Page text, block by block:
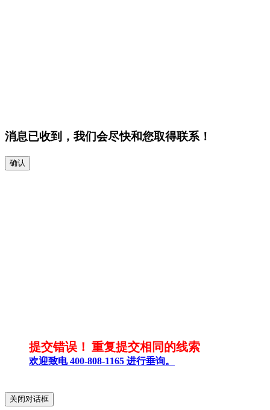
消息已收到，我们会尽快和您取得联系！
确认
提交错误！ 重复提交相同的线索
欢迎致电 400-808-1165 进行垂询。
关闭对话框